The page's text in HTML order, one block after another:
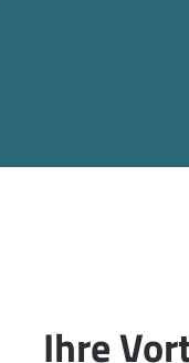
Ihre